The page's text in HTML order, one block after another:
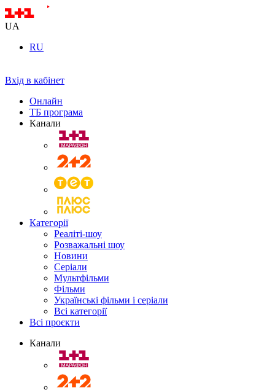
UA
RU
Вхід в кабінет
Онлайн
ТБ програма
Канали
Категорії
Реаліті-шоу
Розважальні шоу
Новини
Серіали
Мультфільми
Фільми
Українські фільми і серіали
Всі категорії
Всі проєкти
Канали